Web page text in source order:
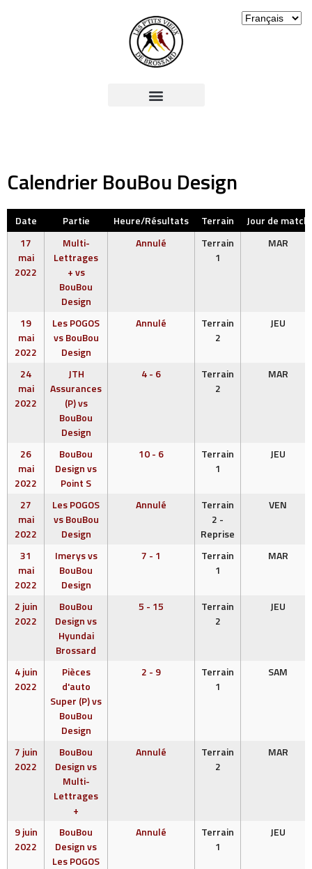
Calendrier BouBou Design
Date Partie Heure/Résultats Terrain
Jour de match
17
mai
2022
Multi-
Lettrages
+ vs
BouBou
Design
Annulé
Terrain
1
MAR
19
mai
2022
Les POGOS
vs BouBou
Design
Annulé
Terrain
2
JEU
24
mai
2022
JTH
Assurances
(P) vs
BouBou
Design
4 - 6
Terrain
2
MAR
26
mai
2022
BouBou
Design vs
Point S
10 - 6
Terrain
1
JEU
27
mai
2022
Les POGOS
vs BouBou
Design
Annulé
Terrain
2 -
Reprise
VEN
31
mai
2022
Imerys vs
BouBou
Design
7 - 1
Terrain
1
MAR
2 juin
2022
BouBou
Design vs
Hyundai
Brossard
5 - 15
Terrain
2
JEU
4 juin
2022
Pièces
d'auto
Super (P) vs
BouBou
Design
2 - 9
Terrain
1
SAM
7 juin
2022
BouBou
Design vs
Multi-
Lettrages
+
Annulé
Terrain
2
MAR
9 juin
2022
BouBou
Design vs
Les POGOS
Annulé
Terrain
1
JEU